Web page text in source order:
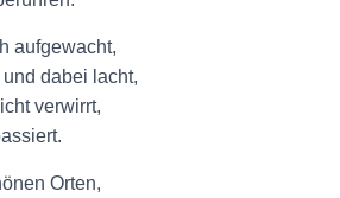
aufgewacht,
dabei lacht,
verwirrt,
Orten,